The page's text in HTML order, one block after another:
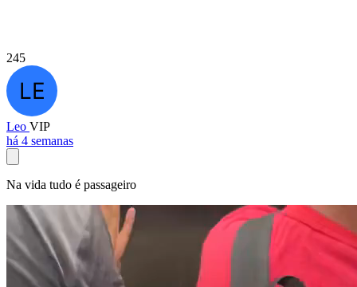
245
Leo VIP
há 4 semanas
Na vida tudo é passageiro